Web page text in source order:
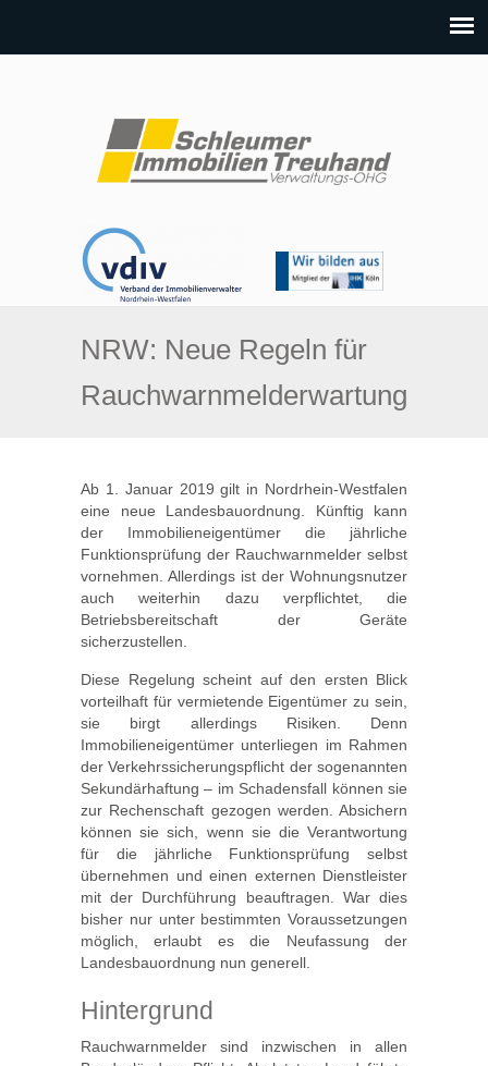
NRW: Neue Regeln für
Rauchwarnmelderwartung
Ab 1. Januar 2019 gilt in Nordrhein-Westfalen
eine neue Landesbauordnung. Künftig kann
der Immobilieneigentümer die jährliche
Funktionsprüfung der Rauchwarnmelder selbst
vornehmen. Allerdings ist der Wohnungsnutzer
auch weiterhin dazu verpflichtet, die
Betriebsbereitschaft der Geräte
sicherzustellen.
Diese Regelung scheint auf den ersten Blick
vorteilhaft für vermietende Eigentümer zu sein,
sie birgt allerdings Risiken. Denn
Immobilieneigentümer unterliegen im Rahmen
der Verkehrssicherungspflicht der sogenannten
Sekundärhaftung – im Schadensfall können sie
zur Rechenschaft gezogen werden. Absichern
können sie sich, wenn sie die Verantwortung
für die jährliche Funktionsprüfung selbst
übernehmen und einen externen Dienstleister
mit der Durchführung beauftragen. War dies
bisher nur unter bestimmten Voraussetzungen
möglich, erlaubt es die Neufassung der
Landesbauordnung nun generell.
Hintergrund
Rauchwarnmelder sind inzwischen in allen